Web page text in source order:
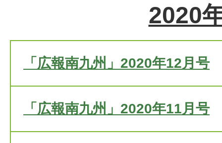
2020
「広報南九州」2020年12月号
「広報南九州」2020年11月号